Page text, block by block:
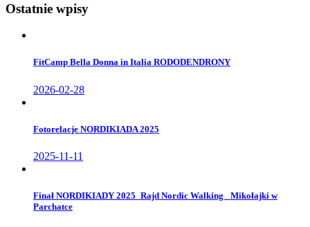
Ostatnie wpisy
FitCamp Bella Donna in Italia RODODENDRONY
2026-02-28
Fotorelacje NORDIKIADA 2025
2025-11-11
Finał NORDIKIADY 2025_Rajd Nordic Walking _Mikołajki w
Parchatce